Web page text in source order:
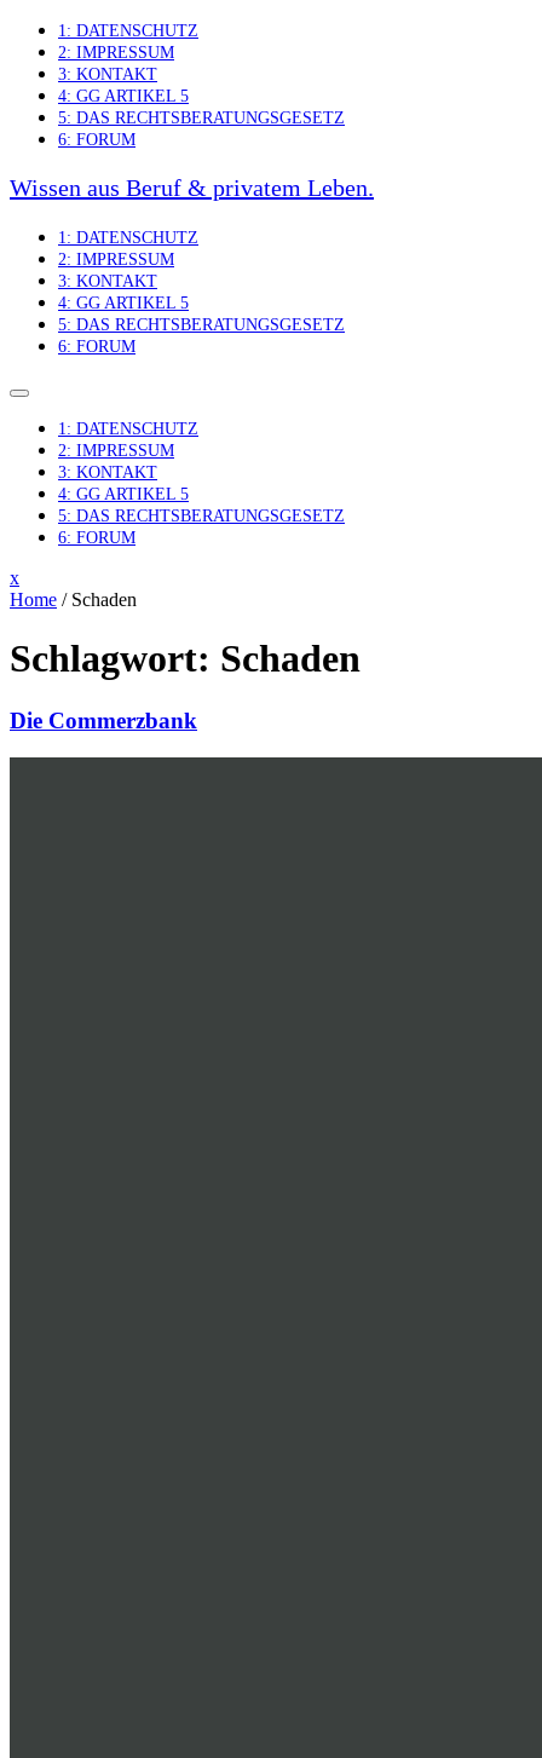
Skip
content
1: DATENSCHUTZ
2: IMPRESSUM
3: KONTAKT
4: GG ARTIKEL 5
5: DAS RECHTSBERATUNGSGESETZ
6: FORUM
Wissen aus Beruf & privatem Leben.
1: DATENSCHUTZ
2: IMPRESSUM
3: KONTAKT
4: GG ARTIKEL 5
5: DAS RECHTSBERATUNGSGESETZ
6: FORUM
1: DATENSCHUTZ
2: IMPRESSUM
3: KONTAKT
4: GG ARTIKEL 5
5: DAS RECHTSBERATUNGSGESETZ
6: FORUM
xClose
Menu
Home / Schaden
Schlagwort: Schaden
Die Commerzbank